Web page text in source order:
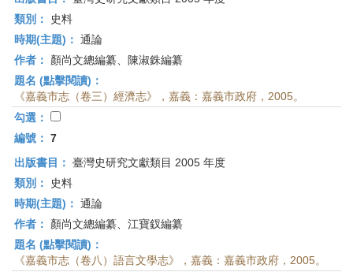
類別：
史料
時期(主題)： 通論
作者：
顏尚文總編纂、陳淑銖編纂
題名 (點擊閱讀)：
《嘉義市志（卷三）經濟志》，嘉義：嘉義市政府，2005。
勾選：
編號： 7
出版書目： 臺灣史研究文獻類目 2005 年度
類別：
史料
時期(主題)： 通論
作者：
顏尚文總編纂、江寶釵編纂
題名 (點擊閱讀)：
《嘉義市志（卷八）語言文學志》，嘉義：嘉義市政府，2005。